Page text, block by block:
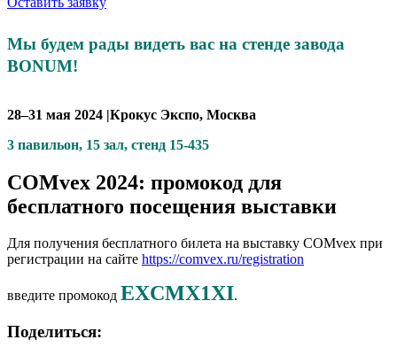
Мы будем рады видеть вас на стенде завода
BONUM!
28–31 мая 2024 |Крокус Экспо, Москва
3 павильон, 15 зал, стенд 15-435
COMvex 2024: промокод для
бесплатного посещения выставки
Для получения бесплатного билета на выставку COMvex при
регистрации на сайте https://comvex.ru/registration
введите промокод EXCMX1XI.
Поделиться: